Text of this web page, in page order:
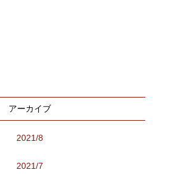
アーカイブ
2021/8
2021/7